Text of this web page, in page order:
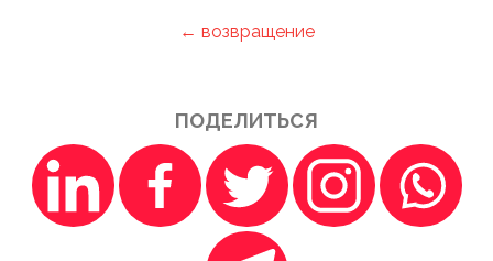
← возвращение
ПОДЕЛИТЬСЯ